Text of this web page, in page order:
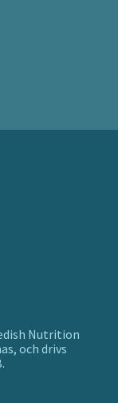
Nutrition
och drivs